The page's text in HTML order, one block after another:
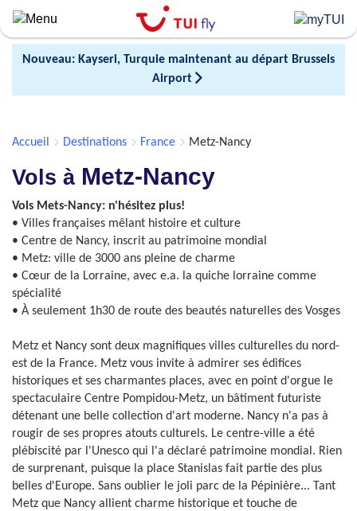
Skip
to
main
contentNouveau: Kayseri, Turquie maintenant au départ Brussels
Airport
Accueil Destinations France Metz-Nancy
Vols à Metz-Nancy
Vols Mets-Nancy: n'hésitez plus!
• Villes françaises mêlant histoire et culture
• Centre de Nancy, inscrit au patrimoine mondial
• Metz: ville de 3000 ans pleine de charme
• Cœur de la Lorraine, avec e.a. la quiche lorraine comme
spécialité
• À seulement 1h30 de route des beautés naturelles des Vosges
Metz et Nancy sont deux magnifiques villes culturelles du nord-
est de la France. Metz vous invite à admirer ses édifices
historiques et ses charmantes places, avec en point d'orgue le
spectaculaire Centre Pompidou-Metz, un bâtiment futuriste
détenant une belle collection d'art moderne. Nancy n'a pas à
rougir de ses propres atouts culturels. Le centre-ville a été
plébiscité par l'Unesco qui l'a déclaré patrimoine mondial. Rien
de surprenant, puisque la place Stanislas fait partie des plus
belles d'Europe. Sans oublier le joli parc de la Pépinière... Tant
Metz que Nancy allient charme historique et touche de